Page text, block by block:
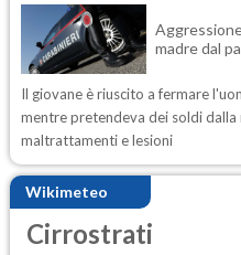
madre dal
Il giovane è riuscito a fermare
mentre pretendeva dei soldi dalla
maltrattamenti e lesioni
Wikimeteo
Cirrostrati